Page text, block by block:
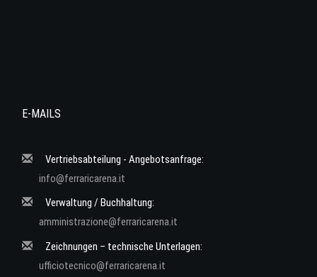
E-MAILS
Vertriebsabteilung - Angebotsanfrage:
info@ferraricarena.it
Verwaltung / Buchhaltung:
amministrazione@ferraricarena.it
Zeichnungen – technische Unterlagen:
ufficiotecnico@ferraricarena.it